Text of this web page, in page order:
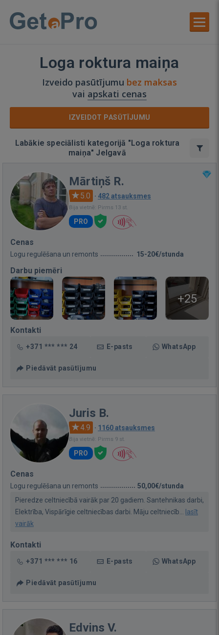
Loga roktura maiņa
Izveido pasūtījumu bez maksas
vai apskati cenas
IZVEIDOT PASŪTĪJUMU
Labākie speciālisti kategorijā "Loga roktura
maiņa" Jelgavā
Mārtiņš R.
5.0 · 482 atsauksmes
Bija vietnē: Pirms 13 st.
PRO
Cenas
Logu regulēšana un remonts 15-20€/stunda
Darbu piemēri
+25
Kontakti
+371 *** *** 24 E-pasts WhatsApp
Piedāvāt pasūtījumu
Juris B.
4.9 · 1160 atsauksmes
Bija vietnē: Pirms 9 st.
PRO
Cenas
Logu regulēšana un remonts
50,00€/stunda
Pieredze celtniecībā vairāk par 20 gadiem. Santehnikas darbi,
Elektrība, Vispārīgie celtniecības darbi. Māju celtniecīb...
lasīt
vairāk
Kontakti
+371 *** *** 16 E-pasts WhatsApp
Piedāvāt pasūtījumu
Edvins V.